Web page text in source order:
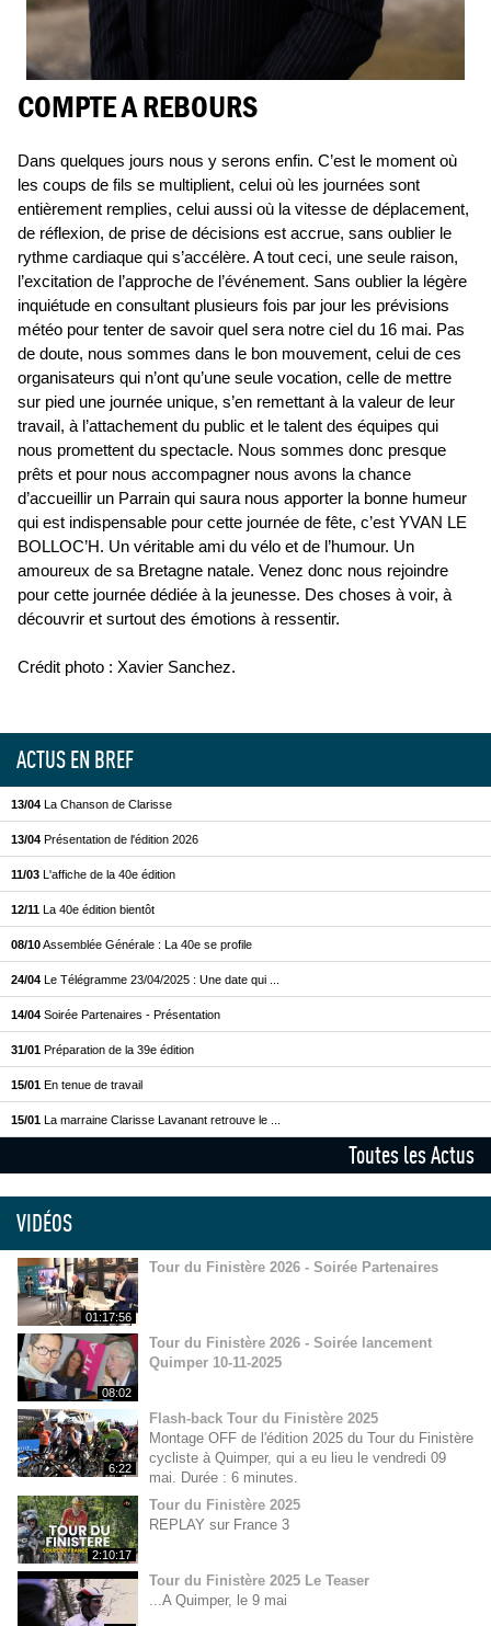
COMPTE A REBOURS
Dans quelques jours nous y serons enfin. C’est le moment où
les coups de fils se multiplient, celui où les journées sont
entièrement remplies, celui aussi où la vitesse de déplacement,
de réflexion, de prise de décisions est accrue, sans oublier le
rythme cardiaque qui s’accélère. A tout ceci, une seule raison,
l’excitation de l’approche de l’événement. Sans oublier la légère
inquiétude en consultant plusieurs fois par jour les prévisions
météo pour tenter de savoir quel sera notre ciel du 16 mai. Pas
de doute, nous sommes dans le bon mouvement, celui de ces
organisateurs qui n’ont qu’une seule vocation, celle de mettre
sur pied une journée unique, s’en remettant à la valeur de leur
travail, à l’attachement du public et le talent des équipes qui
nous promettent du spectacle. Nous sommes donc presque
prêts et pour nous accompagner nous avons la chance
d’accueillir un Parrain qui saura nous apporter la bonne humeur
qui est indispensable pour cette journée de fête, c’est YVAN LE
BOLLOC’H. Un véritable ami du vélo et de l’humour. Un
amoureux de sa Bretagne natale. Venez donc nous rejoindre
pour cette journée dédiée à la jeunesse. Des choses à voir, à
découvrir et surtout des émotions à ressentir.
Crédit photo : Xavier Sanchez.
ACTUS EN BREF
13/04 La Chanson de Clarisse
13/04 Présentation de l'édition 2026
11/03 L'affiche de la 40e édition
12/11 La 40e édition bientôt
08/10Assemblée Générale : La 40e se profile
24/04 Le Télégramme 23/04/2025 : Une date qui ...
14/04 Soirée Partenaires - Présentation
31/01 Préparation de la 39e édition
15/01 En tenue de travail
15/01 La marraine Clarisse Lavanant retrouve le ...
Toutes les Actus
VIDÉOS
01:17:56
Tour du Finistère 2026 - Soirée Partenaires
08:02
Tour du Finistère 2026 - Soirée lancement
Quimper 10-11-2025
6:22
Flash-back Tour du Finistère 2025
Montage OFF de l'édition 2025 du Tour du Finistère
cycliste à Quimper, qui a eu lieu le vendredi 09
mai. Durée : 6 minutes.
2:10:17
Tour du Finistère 2025
REPLAY sur France 3
Tour du Finistère 2025 Le Teaser
...A Quimper, le 9 mai